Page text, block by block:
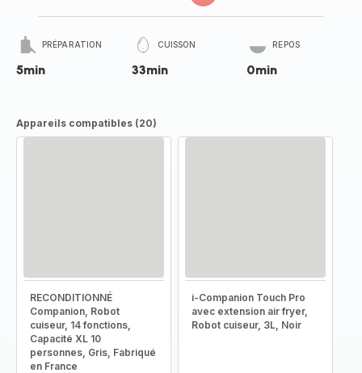
PRÉPARATION
5min
CUISSON
33min
REPOS
0min
Appareils compatibles (20)
RECONDITIONNÉ
Companion, Robot
cuiseur, 14 fonctions,
Capacité XL 10
personnes, Gris, Fabriqué
en France
i-Companion Touch Pro
avec extension air fryer,
Robot cuiseur, 3L, Noir